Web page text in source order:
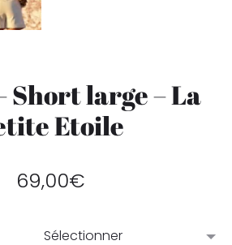
Short large – La
Etoile
69,00€